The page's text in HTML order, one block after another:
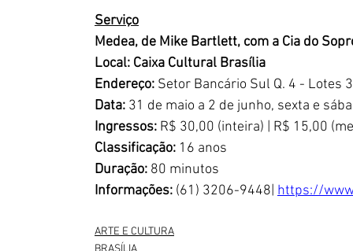
Serviço
Medea, de Mike Bartlett, com a Cia do
Local: Caixa Cultural Brasília
Endereço: Setor Bancário Sul Q. 4 - Lotes
Data: 31 de maio a 2 de junho, sexta e
Ingressos: R$ 30,00 (inteira) | R$ 15,00
Classificação: 16 anos
Duração: 80 minutos
Informações: (61) 3206-9448| https://
ARTE E CULTURA